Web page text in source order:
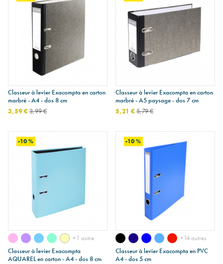
Classeur à levier Exacompta en carton
marbré - A4 - dos 8 cm
3,59 €3,99 €
Classeur à levier Exacompta en carton
marbré - A5 paysage - dos 7 cm
5,21 €5,79 €
-10 %
+1 autre
Classeur à levier Exacompta
AQUAREL en carton - A4 - dos 8 cm
-10 %
+14 autres
Classeur à levier Exacompta en PVC
A4 - dos 5 cm